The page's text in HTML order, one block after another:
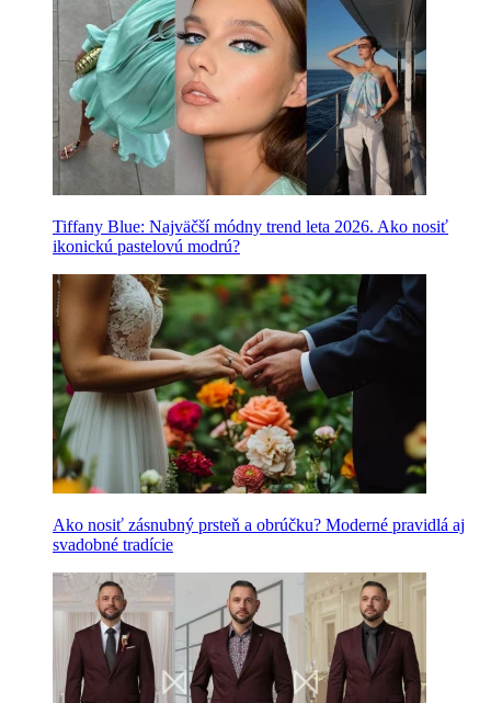
Tiffany Blue: Najväčší módny trend leta 2026. Ako nosiť
ikonickú pastelovú modrú?
Ako nosiť zásnubný prsteň a obrúčku? Moderné pravidlá aj
svadobné tradície